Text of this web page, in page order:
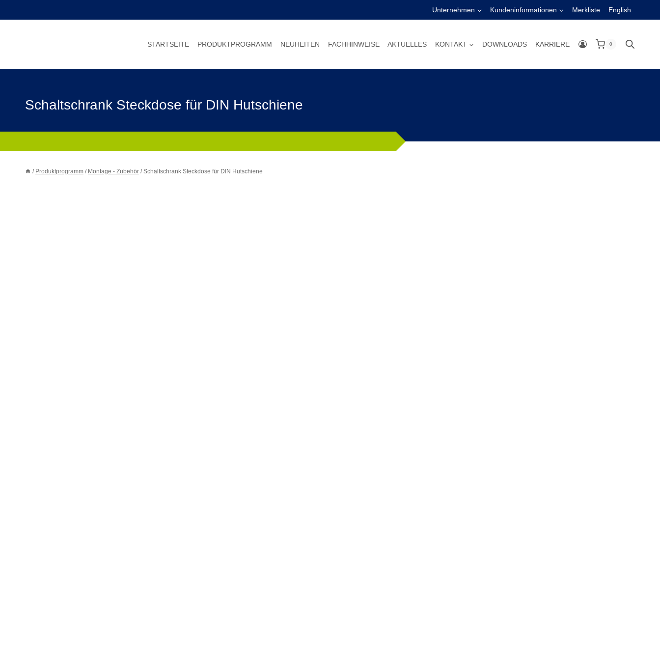
Unternehmen Kundeninformationen Merkliste English
STARTSEITE PRODUKTPROGRAMM NEUHEITEN FACHHINWEISE AKTUELLES KONTAKT DOWNLOADS KARRIERE 0
Schaltschrank Steckdose für DIN Hutschiene
/ Produktprogramm / Montage - Zubehör / Schaltschrank Steckdose für DIN Hutschiene